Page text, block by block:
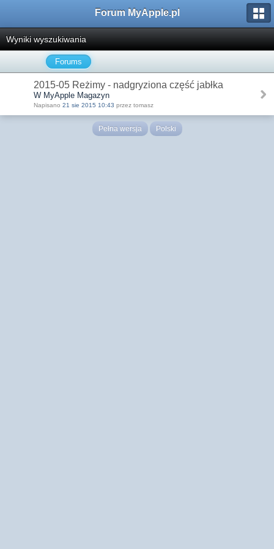
Forum MyApple.pl
Wyniki wyszukiwania
Forums
2015-05 Reżimy - nadgryziona część jabłka
W MyApple Magazyn
Napisano 21 sie 2015 10:43 przez tomasz
Pełna wersja Polski